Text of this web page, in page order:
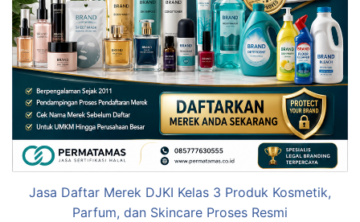
Jasa Daftar Merek DJKI Kelas 3 Produk Kosmetik,
Parfum, dan Skincare Proses Resmi